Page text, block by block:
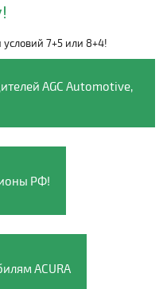
7+5 или 8+4!
AGC Automotive,
РФ!
ACURA